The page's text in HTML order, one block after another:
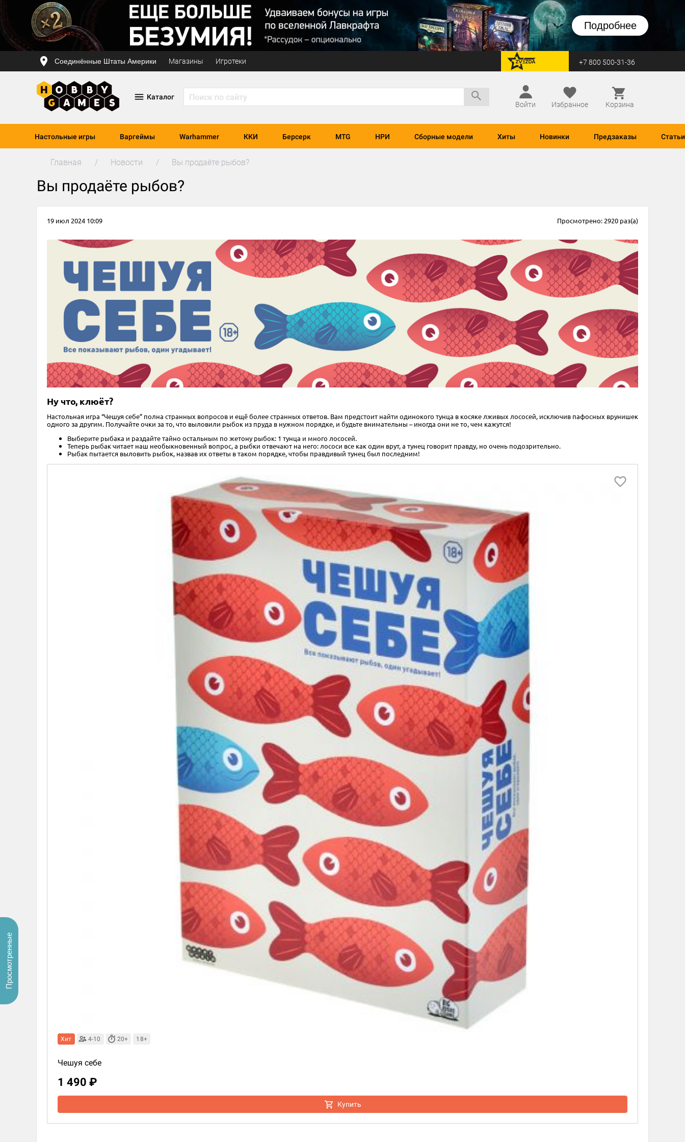
Подробнее
Соединённые Штаты Америки Магазины Игротеки перейти на Zvezda +7 800 500-31-36
Каталог
Войти
Избранное Корзина
Настольные игры Варгеймы Warhammer ККИ Берсерк MTG НРИ Сборные модели Хиты Новинки Предзаказы Статьи
Главная Новости Вы продаёте рыбов?
Вы продаёте рыбов?
19 июл 2024 10:09 Просмотрено: 2920 раз(а)
Ну что, клюёт?
Настольная игра “Чешуя себе” полна странных вопросов и ещё более странных ответов. Вам предстоит найти одинокого тунца в косяке лживых лососей, исключив пафосных врунишек
одного за другим. Получайте очки за то, что выловили рыбок из пруда в нужном порядке, и будьте внимательны – иногда они не то, чем кажутся!
Выберите рыбака и раздайте тайно остальным по жетону рыбок: 1 тунца и много лососей.
Теперь рыбак читает наш необыкновенный вопрос, а рыбки отвечают на него: лососи все как один врут, а тунец говорит правду, но очень подозрительно.
Рыбак пытается выловить рыбок, назвав их ответы в таком порядке, чтобы правдивый тунец был последним!
Хит 4-10 20+ 18+
Чешуя себе
1 490 ₽
Купить
Просмотренные
1 490